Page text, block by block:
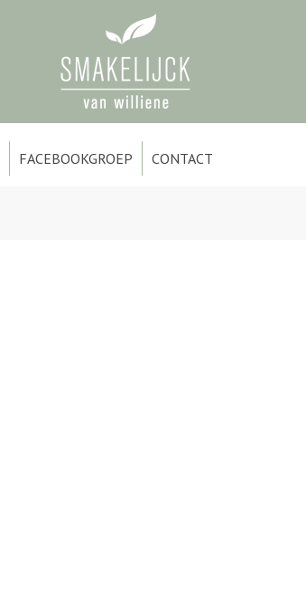
FACEBOOKGROEP CONTACT